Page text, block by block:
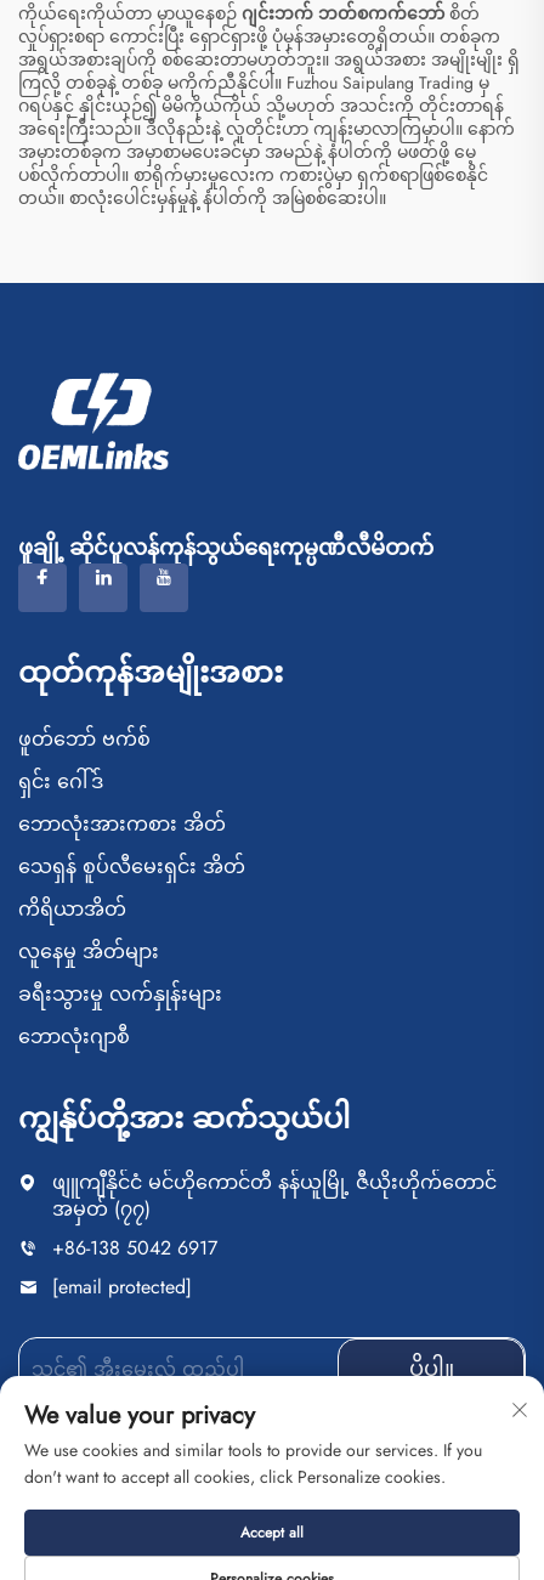
ကိုယ်ရေးကိုယ်တာ မှာယူနေစဉ် ဂျင်းဘက် ဘတ်စကက်ဘော်စိတ်
လှုပ်ရှားစရာ ကောင်းပြီး ရှောင်ရှားဖို့ ပုံမှန်အမှားတွေရှိတယ်။ တစ်ခုက
အရွယ်အစားချပ်ကို စစ်ဆေးတာမဟုတ်ဘူး။ အရွယ်အစား အမျိုးမျိုး ရှိ
ကြလို့ တစ်ခုနဲ့ တစ်ခု မကိုက်ညီနိုင်ပါ။ Fuzhou Saipulang Trading မှ
ဂရပ်နှင့် နှိုင်းယှဉ်၍ မိမိကိုယ်ကိုယ် သို့မဟုတ် အသင်းကို တိုင်းတာရန်
အရေးကြီးသည်။ ဒီလိုနည်းနဲ့ လူတိုင်းဟာ ကျန်းမာလာကြမှာပါ။ နောက်
အမှားတစ်ခုက အမှာစာမပေးခင်မှာ အမည်နဲ့ နံပါတ်ကို မဖတ်ဖို့ မေ့
ပစ်လိုက်တာပါ။ စာရိုက်မှားမှုလေးက ကစားပွဲမှာ ရှက်စရာဖြစ်စေနိုင်
တယ်။ စာလုံးပေါင်းမှန်မှုနဲ့ နံပါတ်ကို အမြဲစစ်ဆေးပါ။
ဖူချို့ ဆိုင်ပူလန်ကုန်သွယ်ရေးကုမ္ပဏီလီမိတက်
ထုတ်ကုန်အမျိုးအစား
ဖူတ်ဘော် ဗက်စ်
ရှင်း ဂေါ်ဒ်
ဘောလုံးအားကစား အိတ်
သေရှန် စူပ်လီမေးရှင်း အိတ်
ကိရိယာအိတ်
လူနေမှု အိတ်များ
ခရီးသွားမှု လက်နှုန်းများ
ဘောလုံးဂျာစီ
ကျွန်ုပ်တို့အား ဆက်သွယ်ပါ
ဖျူကျီနိုင်ငံ မင်ဟိုကောင်တီ နန်ယူမြို့ ဇီယိုးဟိုက်တောင်
အမှတ် (၇၇)
+86-138 5042 6917
[email protected]
ပို့ပါ။
မူပိုင်ခွင့် © ဖူချို့ ဆိုင်ပူလန်ကုန်သွယ်ရေးကုမ္ပဏီလီမိတက်၊ မူ
ပိုင်ခွင့်များအားလုံးပိုင်ဆိုင်ခွင့်ရှိသည်
ဘလော့
ဂ်
We value your privacy
We use cookies and similar tools to provide our services. If you
don't want to accept all cookies, click Personalize cookies.
Accept all